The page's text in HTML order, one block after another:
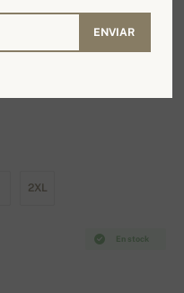
2XL
En stock
ENVIAR